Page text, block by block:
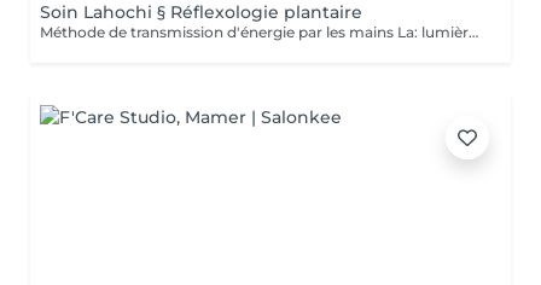
Soin Lahochi § Réflexologie plantaire
Méthode de transmission d'énergie par les mains La: lumière, amour HO: mouvement de l'énergie CHI: energie vitale Effets: -Diminue le stress -Procure un calme profond et durable -Aide à harmoniser le corps et l'esprit - Energie retrouvée - Favorise le lâcher-prise -Harmonisation des Chakras Couplé à la réflexologie plantaire c'est un soin qui apporte une relaxation complète et durable alliant les bienfaits du soin énergétique et ceux de la réflexologie . A faire seul ou en cure de 4 séances "Détente absolue "